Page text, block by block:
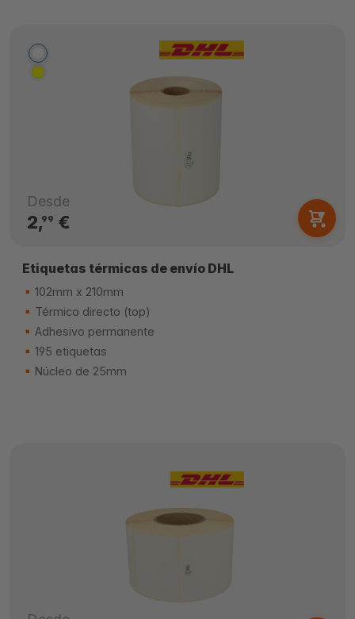
Desde
2,99 €
Etiquetas térmicas de envío DHL
102mm x 210mm
Térmico directo (top)
Adhesivo permanente
195 etiquetas
Núcleo de 25mm